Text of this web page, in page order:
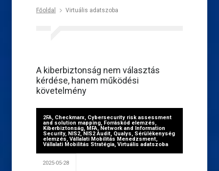
Főoldal Virtuális adatszoba
A kiberbiztonság nem választás
kérdése, hanem működési
követelmény
2FA, Checkmarx, Cybersecurity risk assessment
and solution mapping, Forráskód elemzés,
Kiberbiztonság, MFA, Network and Information
Security, NIS2, NIS2 Audit, Qualys, Sérülékenység
elemzés, Vállalati Mobilitás Menedzsment,
Vállalati Mobilitás Stratégia, Virtuális adatszoba
2025-05-28